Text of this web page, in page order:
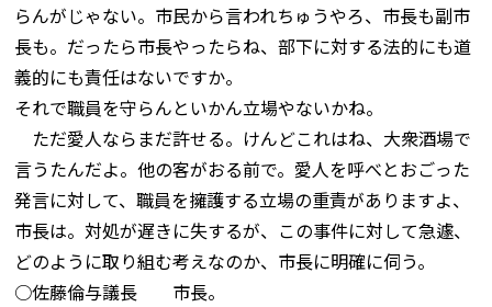
らんがじゃない。市民から言われちゅうやろ、市長も副市
長も。だったら市長やったらね、部下に対する法的にも道
義的にも責任はないですか。
それで職員を守らんといかん立場やないかね。
ただ愛人ならまだ許せる。けんどこれはね、大衆酒場で
言うたんだよ。他の客がおる前で。愛人を呼べとおごった
発言に対して、職員を擁護する立場の重責がありますよ、
市長は。対処が遅きに失するが、この事件に対して急遽、
どのように取り組む考えなのか、市長に明確に伺う。
○佐藤倫与議長 市長。